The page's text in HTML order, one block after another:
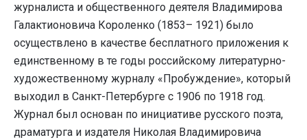
журналиста и общественного деятеля Владимирова
Галактионовича Короленко (1853– 1921) было
осуществлено в качестве бесплатного приложения к
единственному в те годы российскому литературно-
художественному журналу «Пробуждение», который
выходил в Санкт-Петербурге с 1906 по 1918 год.
Журнал был основан по инициативе русского поэта,
драматурга и издателя Николая Владимировича